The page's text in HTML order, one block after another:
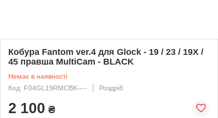
Кобура Fantom ver.4 для Glock - 19 / 23 / 19X /
45 правша MultiCam - BLACK
Немає в наявності
Код: F04GL19RMCBK----
Роздріб
2 100 ₴